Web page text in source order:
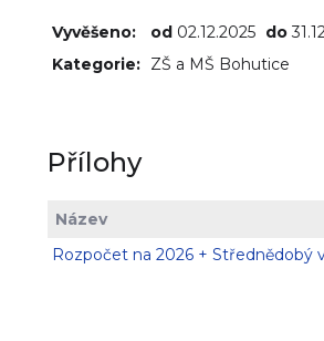
Vyvěšeno: od 02.12.2025 do
Kategorie: ZŠ a MŠ Bohutice
Přílohy
Název
Rozpočet na 2026 + Střednědobý